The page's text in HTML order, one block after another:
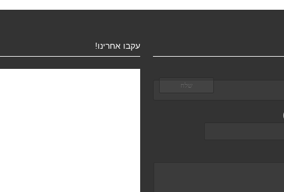
עקבו אחרינו!